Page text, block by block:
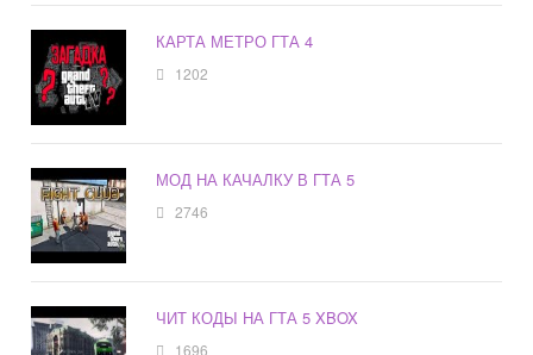
КАРТА МЕТРО ГТА 4
1202
МОД НА КАЧАЛКУ В ГТА 5
2746
ЧИТ КОДЫ НА ГТА 5 XBOX
1696